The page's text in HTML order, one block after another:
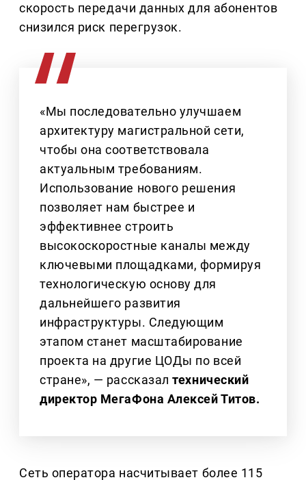
скорость передачи данных для абонентов
снизился риск перегрузок.
«Мы последовательно улучшаем
архитектуру магистральной сети,
чтобы она соответствовала
актуальным требованиям.
Использование нового решения
позволяет нам быстрее и
эффективнее строить
высокоскоростные каналы между
ключевыми площадками, формируя
технологическую основу для
дальнейшего развития
инфраструктуры. Следующим
этапом станет масштабирование
проекта на другие ЦОДы по всей
стране», — рассказалтехнический
директор МегаФона Алексей Титов.
Сеть оператора насчитывает более 115